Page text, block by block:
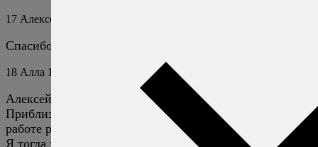
17 Алексей Онегин
Спасибо и вам!
18 Алла 14 сентября 2018 Ответить
Алексей, доброе утро!
Приблизительно лет 6 тому назад моя коллега по
работе рассказала как на отдыхе ела кутабы.
Я тогда заинтересовалась и стала искать рецепт в